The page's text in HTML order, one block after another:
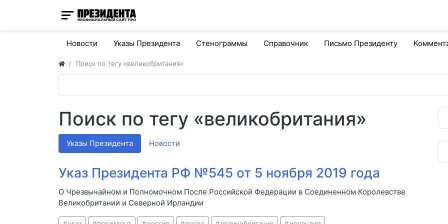
Новости Указы Президента Стенограммы Справочник Письмо Президенту
Поиск по тегу «великобритания»
Поиск по тегу «великобритания»
Указы Президента Новости
Указ Президента РФ №545 от 5 ноября 2019 года
О Чрезвычайном и Полномочном После Российской Федерации в Соединенном Королевстве
Великобритании и Северной Ирландии